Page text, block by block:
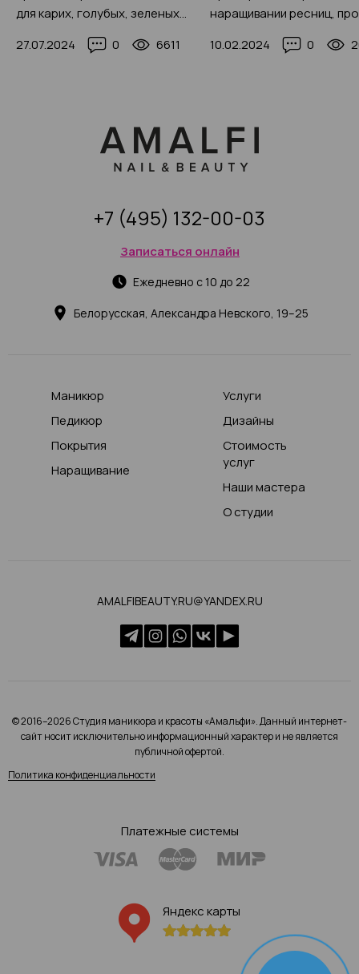
для карих, голубых, зеленых
фото-примерами
27.07.2024 0 6611
наращивании ресниц,
фото-примерами 2025)
10.02.2024 0
Белорусская, Александра Невского, 19–25
Ежедневно с 10 до 22
Записаться онлайн
+7 (495) 132-00-03
Маникюр
Педикюр
Покрытия
Наращивание
Услуги
Дизайны
Стоимость
услуг
Наши мастера
О студии
AMALFIBEAUTY.RU@YANDEX.RU
© 2016–2026 Студия маникюра и красоты «Амальфи». Данный интернет-
сайт носит исключительно информационный характер и не является
публичной офертой.
Политика конфиденциальности
Платежные системы
Яндекс карты